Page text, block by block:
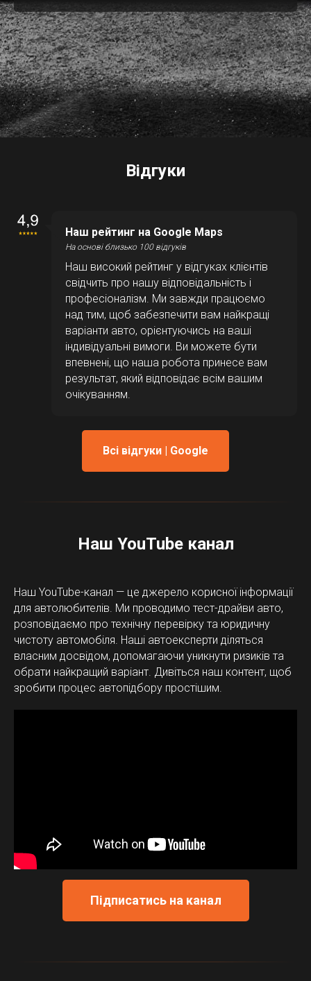
Відгуки
Наш рейтинг на Google Maps
На основі близько 100 відгуків
Наш високий рейтинг у відгуках клієнтів
свідчить про нашу відповідальність і
професіоналізм. Ми завжди працюємо
над тим, щоб забезпечити вам найкращі
варіанти авто, орієнтуючись на ваші
індивідуальні вимоги. Ви можете бути
впевнені, що наша робота принесе вам
результат, який відповідає всім вашим
очікуванням.
Всі відгуки | Google
Наш YouTube канал
Наш YouTube-канал — це джерело корисної інформації
для автолюбителів. Ми проводимо тест-драйви авто,
розповідаємо про технічну перевірку та юридичну
чистоту автомобіля. Наші автоексперти діляться
власним досвідом, допомагаючи уникнути ризиків та
обрати найкращий варіант. Дивіться наш контент, щоб
зробити процес автопідбору простішим.
Підписатись на канал